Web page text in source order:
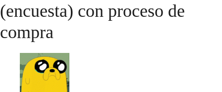
(encuesta) con proceso de
compra